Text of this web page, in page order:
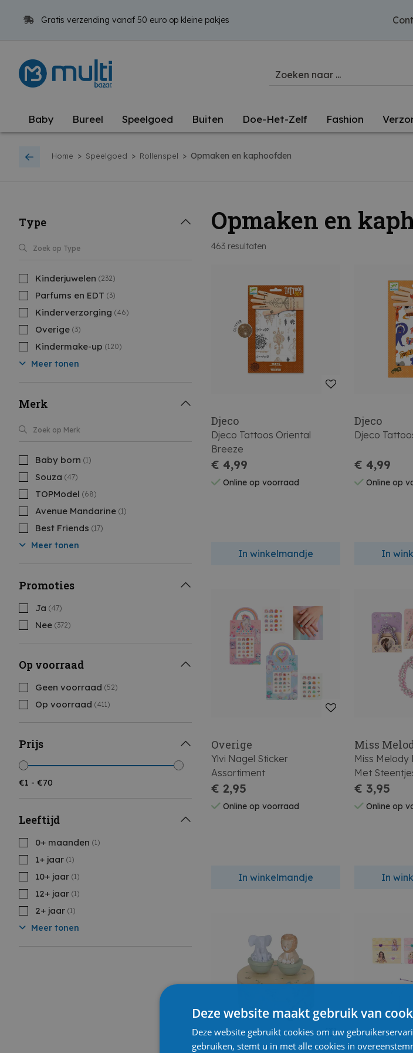
Gratis verzending vanaf 50 euro op kleine pakjes
Baby Bureel Speelgoed Buiten Doe-Het-Zelf Fashion
Home > Speelgoed > Rollenspel > Opmaken en kaphoofden
Type
Kinderjuwelen (232)
Parfums en EDT (3)
Kinderverzorging (46)
Overige (3)
Kindermake-up (120)
Meer tonen
Merk
Baby born (1)
Souza (47)
TOPModel (68)
Avenue Mandarine (1)
Best Friends (17)
Meer tonen
Promoties
Ja (47)
Nee (372)
Op voorraad
Geen voorraad (52)
Op voorraad (411)
Prijs
Leeftijd
0+ maanden (1)
1+ jaar (1)
10+ jaar (1)
12+ jaar (1)
2+ jaar (1)
Meer tonen
Opmaken en
463 resultaten
Djeco
Djeco Tattoos Oriental
Breeze
€ 4,99
Online op voorraad
In winkelmandje
Djeco
Djeco
€ 4,99
Online op
In
Overige
Ylvi Nagel Sticker
Assortiment
€ 2,95
Online op voorraad
In winkelmandje
Miss
Miss
Met
€ 3,95
Online op
In
Deze website maakt gebruik van
Deze website gebruikt cookies om uw
gebruiken, stemt u in met alle cookies in